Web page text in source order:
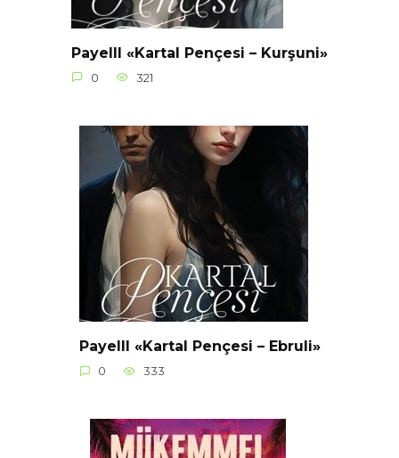
Payelll «Kartal Pençesi – Kurşuni»
0 321
Payelll «Kartal Pençesi – Ebruli»
0 333